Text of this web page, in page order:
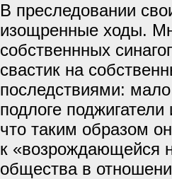
В преследовании
изощренные ходы.
собственнных
свастик на
последствиями:
подлоге
что таким образом
к «возрождающейся
общества в